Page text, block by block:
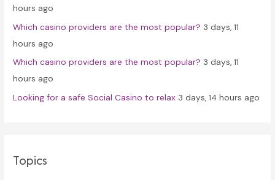
hours ago
Which casino providers are the most popular? 3 days, 11
hours ago
Which casino providers are the most popular? 3 days, 11
hours ago
Looking for a safe Social Casino to relax 3 days, 14 hours ago
Topics